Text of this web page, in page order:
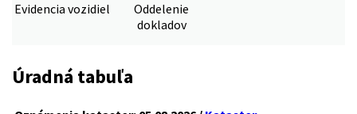
Evidencia vozidiel
Oddelenie
dokladov
Úradná tabuľa